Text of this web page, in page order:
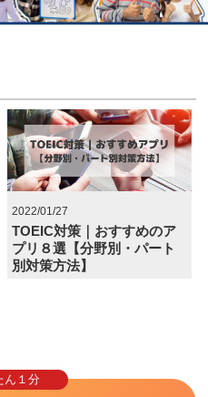
2022/01/27
TOEIC対策｜おすすめのア
プリ８選【分野別・パート
別対策方法】
ん１分